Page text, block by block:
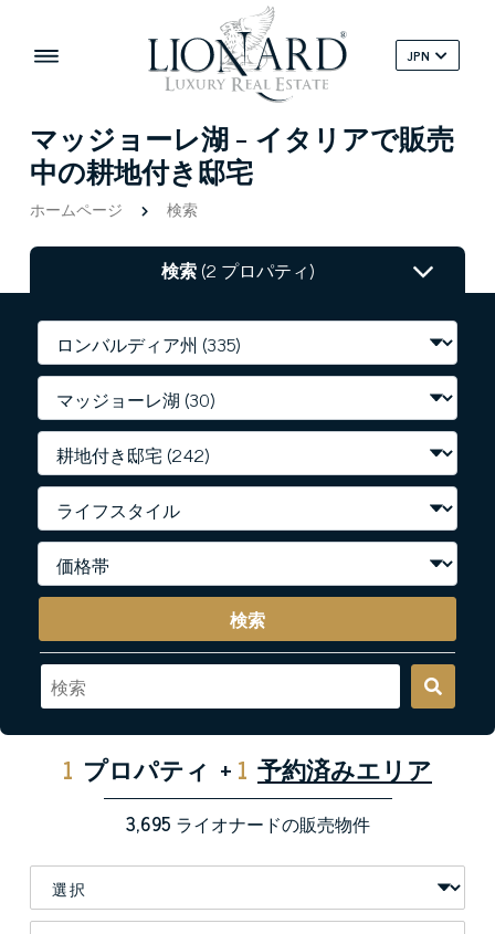
JPN
マッジョーレ湖 - イタリアで販売
中の耕地付き邸宅
ホームページ 検索
検索(2 プロパティ)
検索
1 プロパティ + 1 予約済みエリア
3,695 ライオナードの販売物件